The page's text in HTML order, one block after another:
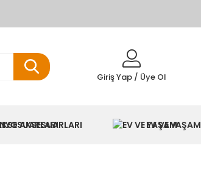
Giriş Yap / Üye Ol
AKSESUARLARI EV VE YAŞAM